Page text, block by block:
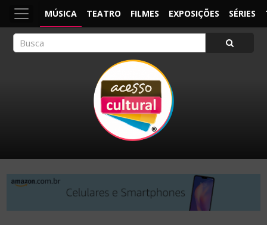
MÚSICA TEATRO FILMES EXPOSIÇÕES SÉRIES